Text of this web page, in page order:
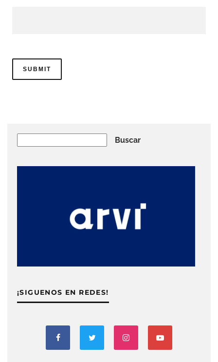
Buscar
¡SIGUENOS EN REDES!